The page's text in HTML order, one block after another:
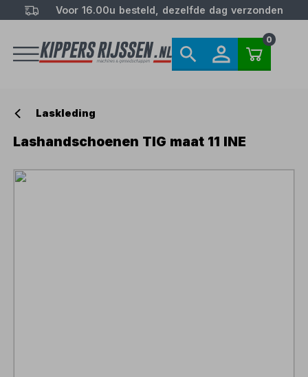
Voor 16.00u besteld, dezelfde dag verzonden
0
Laskleding
Lashandschoenen TIG maat 11 INE